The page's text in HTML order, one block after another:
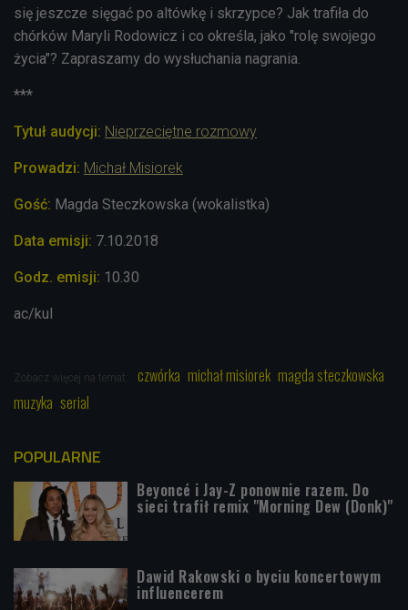
się jeszcze sięgać po altówkę i skrzypce? Jak trafiła do
chórków Maryli Rodowicz i co określa, jako "rolę swojego
życia"? Zapraszamy do wysłuchania nagrania.
***
Tytuł audycji: Nieprzeciętne rozmowy
Prowadzi: Michał Misiorek
Gość: Magda Steczkowska (wokalistka)
Data emisji: 7.10.2018
Godz. emisji: 10.30
ac/kul
Zobacz więcej na temat: czwórka michał misiorek magda steczkowska
muzyka serial
POPULARNE
Beyoncé i Jay-Z ponownie razem. Do
sieci trafił remix "Morning Dew (Donk)"
Dawid Rakowski o byciu koncertowym
influencerem